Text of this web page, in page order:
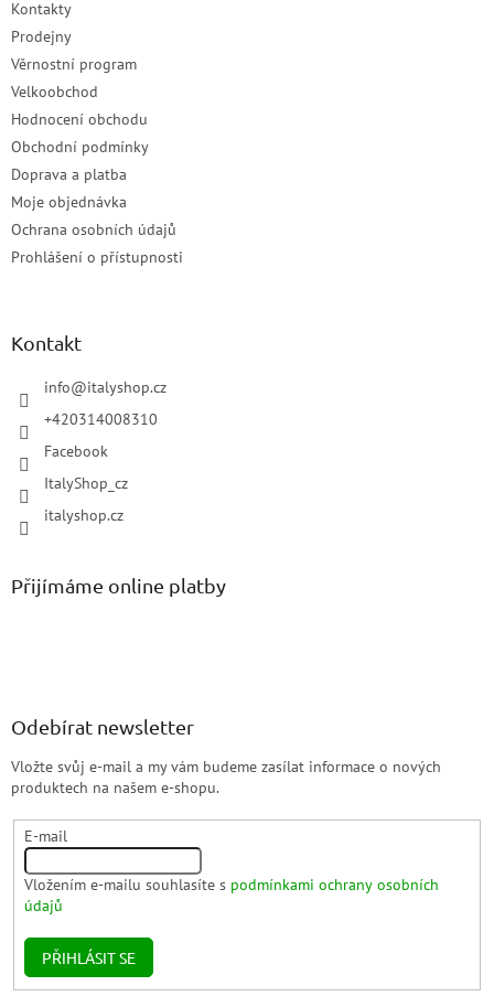
Kontakty
Prodejny
Věrnostní program
Velkoobchod
Hodnocení obchodu
Obchodní podmínky
Doprava a platba
Moje objednávka
Ochrana osobních údajů
Prohlášení o přístupnosti
Kontakt
info@italyshop.cz
+420314008310
Facebook
ItalyShop_cz
italyshop.cz
Přijímáme online platby
Odebírat newsletter
Vložte svůj e-mail a my vám budeme zasílat informace o nových
produktech na našem e-shopu.
E-mail
Vložením e-mailu souhlasíte s podmínkami ochrany osobních
údajů
PŘIHLÁSIT SE